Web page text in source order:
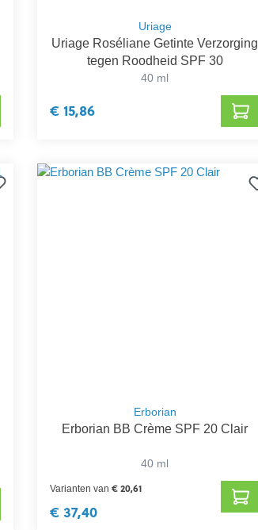
Uriage
Uriage Roséliane Getinte Verzorging
tegen Roodheid SPF 30
40 ml
€ 15,86
Erborian
Erborian BB Crème SPF 20 Clair
40 ml
Varianten van€ 20,61
€ 37,40